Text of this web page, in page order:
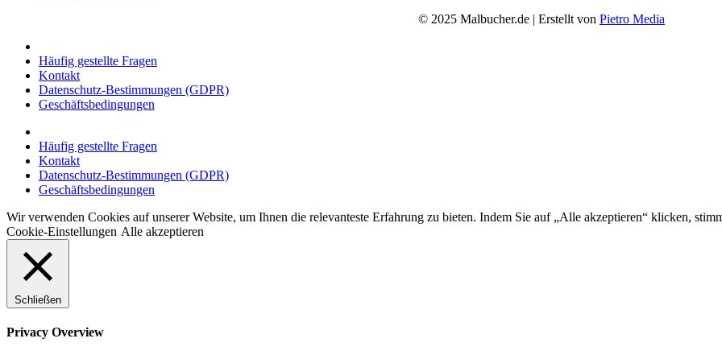
© 2025 Malbucher.de | Erstellt von Pietro Media
Häufig gestellte Fragen
Kontakt
Datenschutz-Bestimmungen (GDPR)
Geschäftsbedingungen
Häufig gestellte Fragen
Kontakt
Datenschutz-Bestimmungen (GDPR)
Geschäftsbedingungen
Wir verwenden Cookies auf unserer Website, um Ihnen die relevanteste Erfahrung zu bieten. Indem Sie auf „Alle akzeptieren“ klicken,
Cookie-Einstellungen Alle akzeptieren
Schließen
Privacy Overview